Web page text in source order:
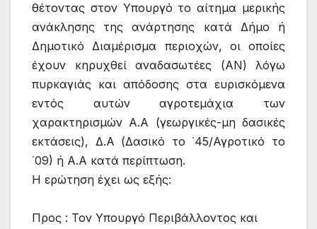
θέτοντας στον Υπουργό το αίτημα μερικής
ανάκλησης της ανάρτησης κατά Δήμο ή
Δημοτικό Διαμέρισμα περιοχών, οι οποίες
έχουν κηρυχθεί αναδασωτέες (ΑΝ) λόγω
πυρκαγιάς και απόδοσης στα ευρισκόμενα
εντός αυτών αγροτεμάχια των
χαρακτηρισμών Α.Α (γεωργικές-μη δασικές
εκτάσεις), Δ.Α (Δασικό το ΄45/Αγροτικό το
΄09) ή Α.Α κατά περίπτωση.
Η ερώτηση έχει ως εξής:
Προς : Τον Υπουργό Περιβάλλοντος και